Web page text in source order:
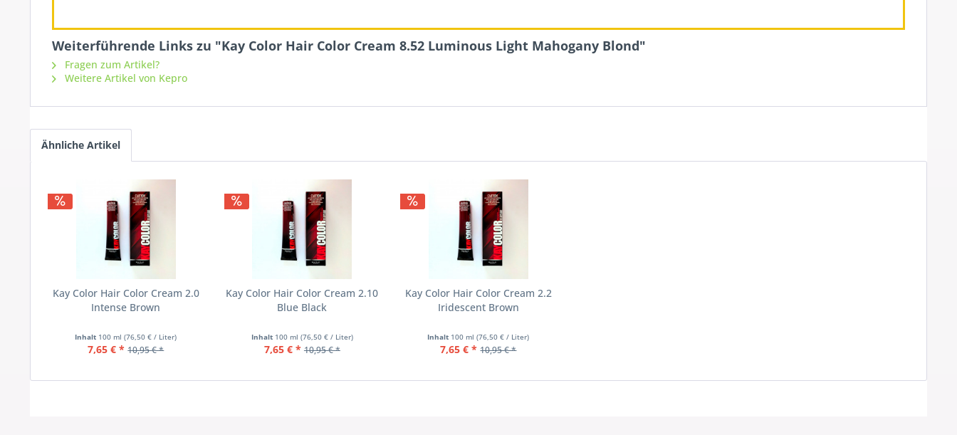
Weiterführende Links zu "Kay Color Hair Color Cream 8.52 Luminous Light Mahogany Blond"
Fragen zum Artikel?
Weitere Artikel von Kepro
Ähnliche Artikel
Kay Color Hair Color Cream 2.0
Intense Brown
Inhalt 100 ml(76,50 € / Liter)
7,65 € * 10,95 € *
Kay Color Hair Color Cream 2.10
Blue Black
Inhalt 100 ml (76,50 € / Liter)
7,65 € * 10,95 € *
Kay Color Hair Color Cream 2.2
Iridescent Brown
Inhalt 100 ml(76,50 € / Liter)
7,65 € * 10,95 € *